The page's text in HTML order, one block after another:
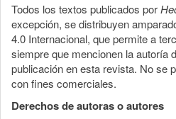
Todos los textos publicados por
excepción, se distribuyen
4.0 Internacional, que permite a
siempre que mencionen la autoría
publicación en esta revista. No se
con fines comerciales.
Derechos de autoras o autores